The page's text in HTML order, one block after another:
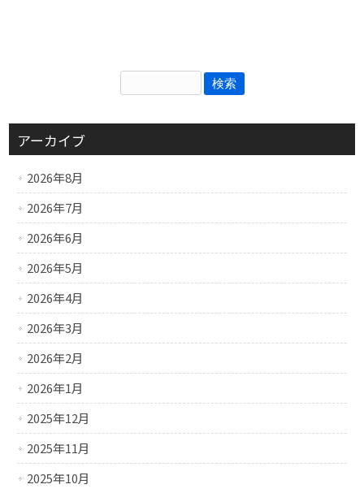
アーカイブ
2026年8月
2026年7月
2026年6月
2026年5月
2026年4月
2026年3月
2026年2月
2026年1月
2025年12月
2025年11月
2025年10月